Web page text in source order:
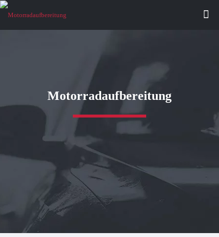
Motorradaufbereitung